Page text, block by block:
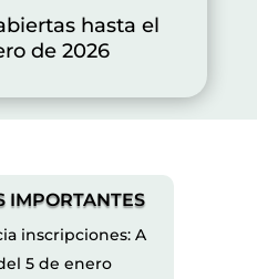
hasta el
de 2026
IMPORTANTES
inscripciones: A
5 de enero